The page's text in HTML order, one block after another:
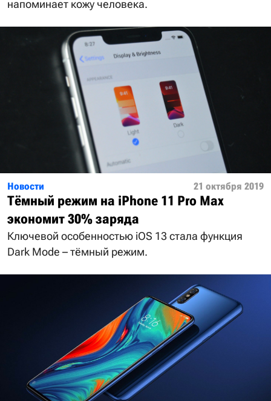
напоминает кожу человека.
Новости 21 октября 2019
Тёмный режим на iPhone 11 Pro Max
экономит 30% заряда
Ключевой особенностью iOS 13 стала функция
Dark Mode – тёмный режим.